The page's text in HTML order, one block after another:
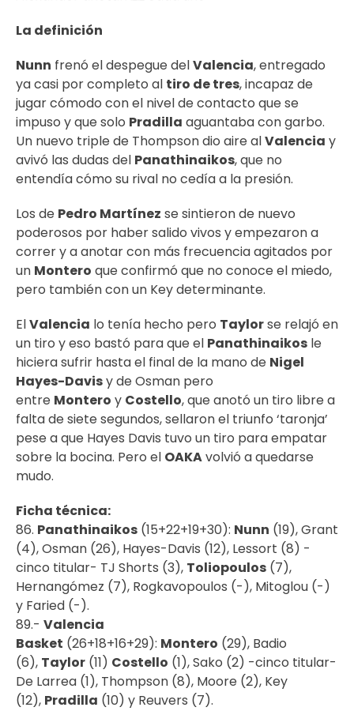
La definición
Nunn frenó el despegue delValencia, entregado
ya casi por completo al tiro de tres, incapaz de
jugar cómodo con el nivel de contacto que se
impuso y que solo Pradilla aguantaba con garbo.
Un nuevo triple de Thompson dio aire alValencia y
avivó las dudas del Panathinaikos, que no
entendía cómo su rival no cedía a la presión.
Los de Pedro Martínez se sintieron de nuevo
poderosos por haber salido vivos y empezaron a
correr y a anotar con más frecuencia agitados por
un Montero que confirmó que no conoce el miedo,
pero también con un Key determinante.
ElValencia lo tenía hecho pero Taylorse relajó en
un tiro y eso bastó para que el Panathinaikos le
hiciera sufrir hasta el final de la mano de Nigel
Hayes-Davisy de Osman pero
entre Montero y Costello, que anotó un tiro libre a
falta de siete segundos, sellaron el triunfo ‘taronja’
pese a que Hayes Davis tuvo un tiro para empatar
sobre la bocina. Pero el OAKAvolvió a quedarse
mudo.
Ficha técnica:
86. Panathinaikos (15+22+19+30): Nunn (19), Grant
(4), Osman (26), Hayes-Davis (12), Lessort (8) -
cinco titular- TJ Shorts (3), Toliopoulos (7),
Hernangómez (7), Rogkavopoulos (-), Mitoglou (-)
y Faried (-).
89.- Valencia
Basket (26+18+16+29): Montero (29), Badio
(6), Taylor (11) Costello (1), Sako (2) -cinco titular-
De Larrea (1), Thompson (8), Moore (2), Key
(12), Pradilla (10) y Reuvers (7).